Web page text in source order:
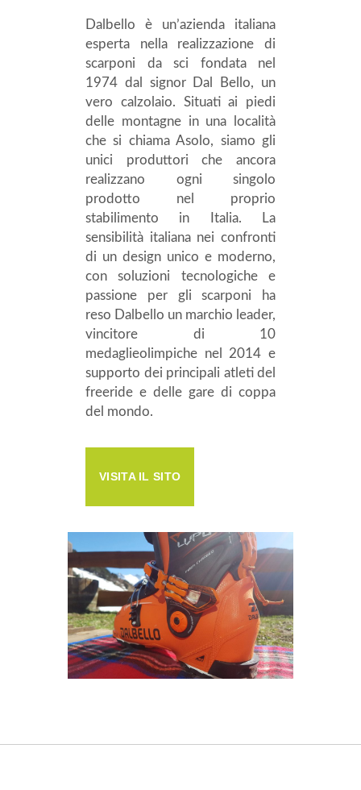
Dalbello è un’azienda italiana
esperta nella realizzazione di
scarponi da sci fondata nel
1974 dal signor Dal Bello, un
vero calzolaio. Situati ai piedi
delle montagne in una località
che si chiama Asolo, siamo gli
unici produttori che ancora
realizzano ogni singolo
prodotto nel proprio
stabilimento in Italia. La
sensibilità italiana nei confronti
di un design unico e moderno,
con soluzioni tecnologiche e
passione per gli scarponi ha
reso Dalbello un marchio leader,
vincitore di 10
medaglieolimpiche nel 2014 e
supporto dei principali atleti del
freeride e delle gare di coppa
del mondo.
VISITA IL SITO